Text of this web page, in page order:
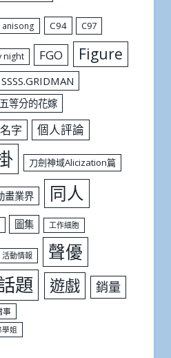
anisong C94 C97
night FGO Figure
SSSS.GRIDMAN
五等分的花嫁
字 個人評論
刀劍神域Alicization篇
畫業界 同人
圖集 工作細胞
活動情報 聲優
題 遊戲 銷量
事
姐